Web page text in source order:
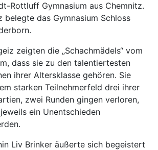
Rottluff Gymnasium aus Chemnitz.
belegte das Gymnasium Schloss
zeigten die „Schachmädels“ vom
dass sie zu den talentiertesten
ihrer Altersklasse gehören. Sie
starken Teilnehmerfeld drei ihrer
zwei Runden gingen verloren,
ein Unentschieden
Liv Brinker äußerte sich begeistert